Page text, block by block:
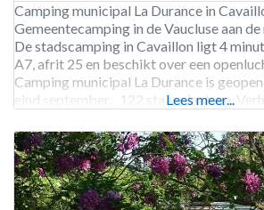
Camping municipal La Durance in
Gemeentecamping in de Vaucluse aan
De stadscamping in Cavaillon ligt 4
A7, afrit 25 en beschikt over een
Camping municipal La Durance is
eind september. 122 staanplaatsen.
Lees meer...